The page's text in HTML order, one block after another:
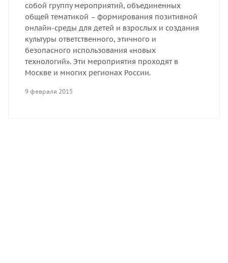
собой группу мероприятий, объединенных
общей тематикой – формирования позитивной
онлайн-среды для детей и взрослых и создания
культуры ответственного, этичного и
безопасного использования «новых
технологий». Эти мероприятия проходят в
Москве и многих регионах России.
9 февраля 2015